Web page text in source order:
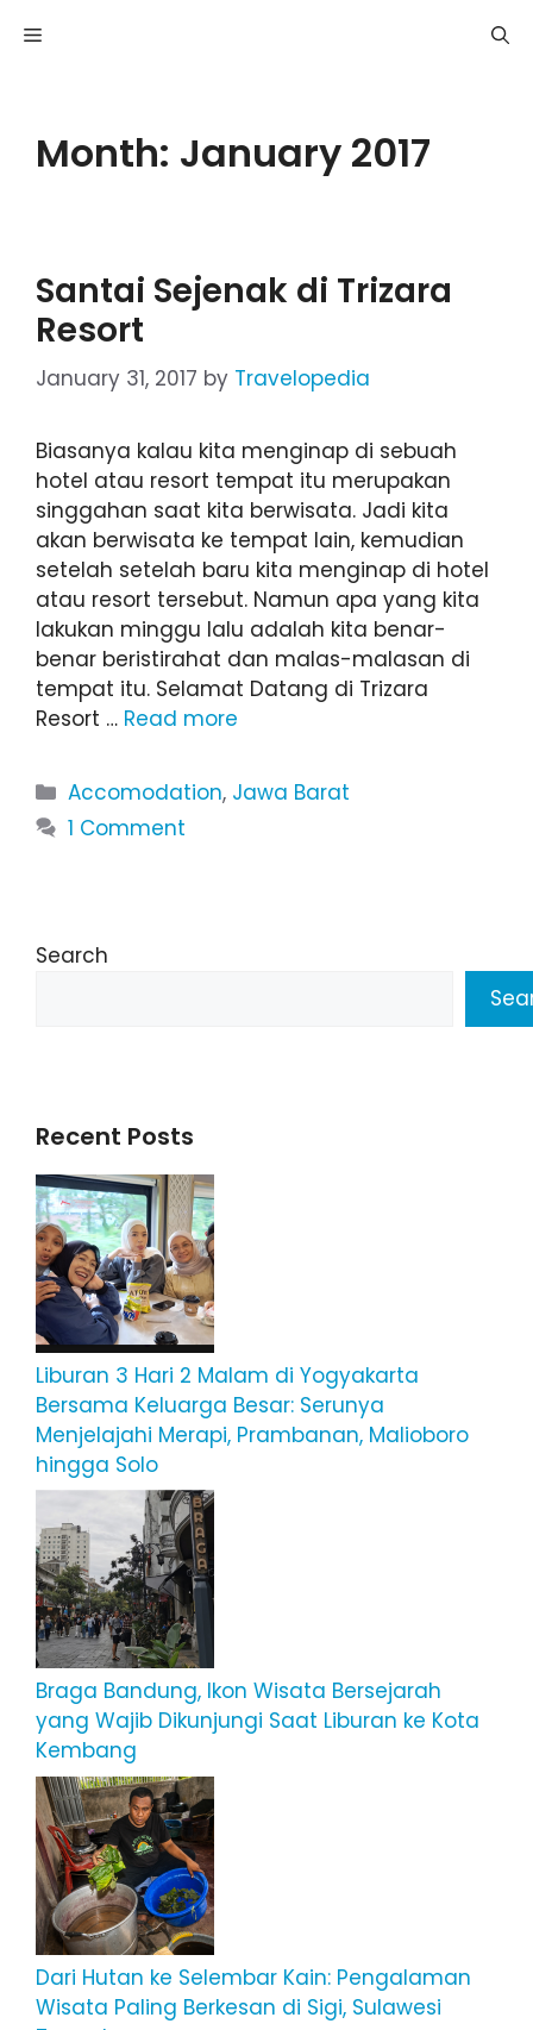
Menu
Month: January 2017
Santai Sejenak di Trizara
Resort
January 31, 2017 by Travelopedia
Biasanya kalau kita menginap di sebuah
hotel atau resort tempat itu merupakan
singgahan saat kita berwisata. Jadi kita
akan berwisata ke tempat lain, kemudian
setelah setelah baru kita menginap di hotel
atau resort tersebut. Namun apa yang kita
lakukan minggu lalu adalah kita benar-
benar beristirahat dan malas-malasan di
tempat itu. Selamat Datang di Trizara
Resort … Read more
Categories
Accomodation, Jawa Barat
1 Comment
Search
Recent Posts
Liburan 3 Hari 2 Malam di Yogyakarta
Bersama Keluarga Besar: Serunya
Menjelajahi Merapi, Prambanan, Malioboro
hingga Solo
Braga Bandung, Ikon Wisata Bersejarah
yang Wajib Dikunjungi Saat Liburan ke Kota
Kembang
Dari Hutan ke Selembar Kain: Pengalaman
Wisata Paling Berkesan di Sigi, Sulawesi